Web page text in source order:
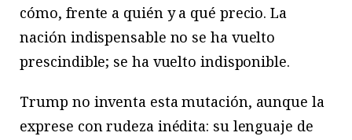
cómo, frente a quién y a qué precio. La
nación indispensable no se ha vuelto
prescindible; se ha vuelto indisponible.
Trump no inventa esta mutación, aunque la
exprese con rudeza inédita: su lenguaje de